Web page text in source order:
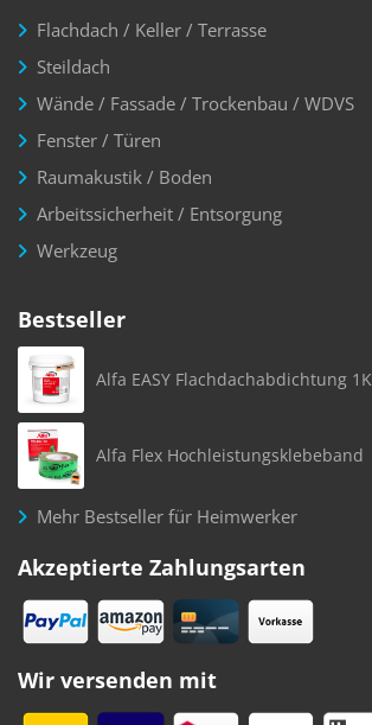
Flachdach / Keller / Terrasse
Steildach
Wände / Fassade / Trockenbau / WDVS
Fenster / Türen
Raumakustik / Boden
Arbeitssicherheit / Entsorgung
Werkzeug
Bestseller
Alfa EASY Flachdachabdichtung 1K
Alfa Flex Hochleistungsklebeband
Mehr Bestseller für Heimwerker
Akzeptierte Zahlungsarten
Wir versenden mit